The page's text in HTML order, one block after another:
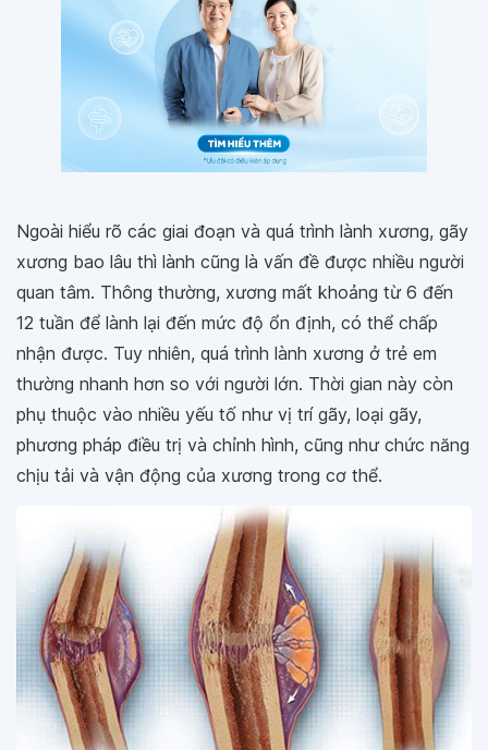
Ngoài hiểu rõ các giai đoạn và quá trình lành xương, gãy
xương bao lâu thì lành cũng là vấn đề được nhiều người
quan tâm. Thông thường, xương mất khoảng từ 6 đến
12 tuần để lành lại đến mức độ ổn định, có thể chấp
nhận được. Tuy nhiên, quá trình lành xương ở trẻ em
thường nhanh hơn so với người lớn. Thời gian này còn
phụ thuộc vào nhiều yếu tố như vị trí gãy, loại gãy,
phương pháp điều trị và chỉnh hình, cũng như chức năng
chịu tải và vận động của xương trong cơ thể.